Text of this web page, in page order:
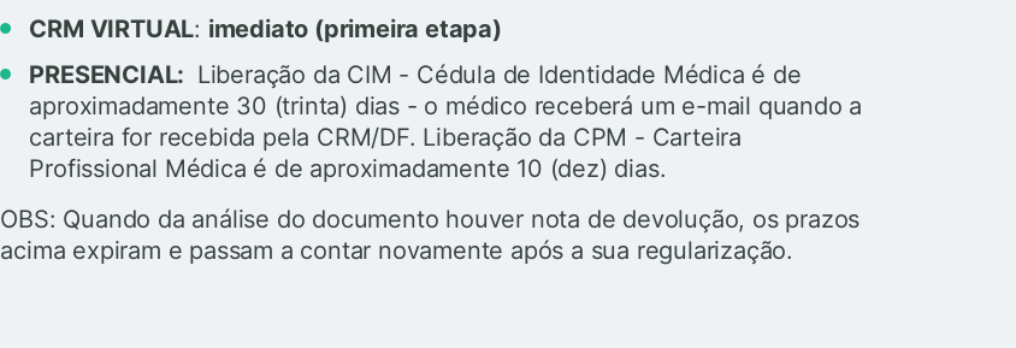
CRM VIRTUAL: imediato (primeira etapa)
PRESENCIAL: Liberação da CIM - Cédula de Identidade Médica é de
aproximadamente 30 (trinta) dias - o médico receberá um e-mail quando a
carteira for recebida pela CRM/DF. Liberação da CPM - Carteira
Profissional Médica é de aproximadamente 10 (dez) dias.
OBS: Quando da análise do documento houver nota de devolução, os prazos
acima expiram e passam a contar novamente após a sua regularização.